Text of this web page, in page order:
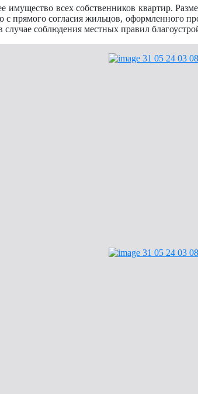
имущество всех собственников квартир.
прямого согласия жильцов, оформленного
соблюдения местных правил